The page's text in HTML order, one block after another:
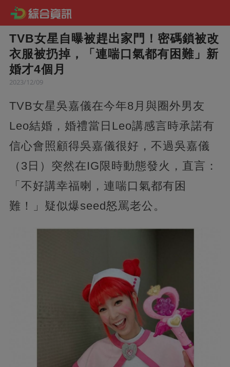
TVB女星自曝被趕出家門！密碼鎖被改
衣服被扔掉，「連喘口氣都有困難」新
婚才4個月
2023/12/09
TVB女星吳嘉儀在今年8月與圈外男友
Leo結婚，婚禮當日Leo講感言時承諾有
信心會照顧得吳嘉儀很好，不過吳嘉儀
（3日）突然在IG限時動態發火，直言：
「不好講幸福喇，連喘口氣都有困
難！」疑似爆seed怒罵老公。